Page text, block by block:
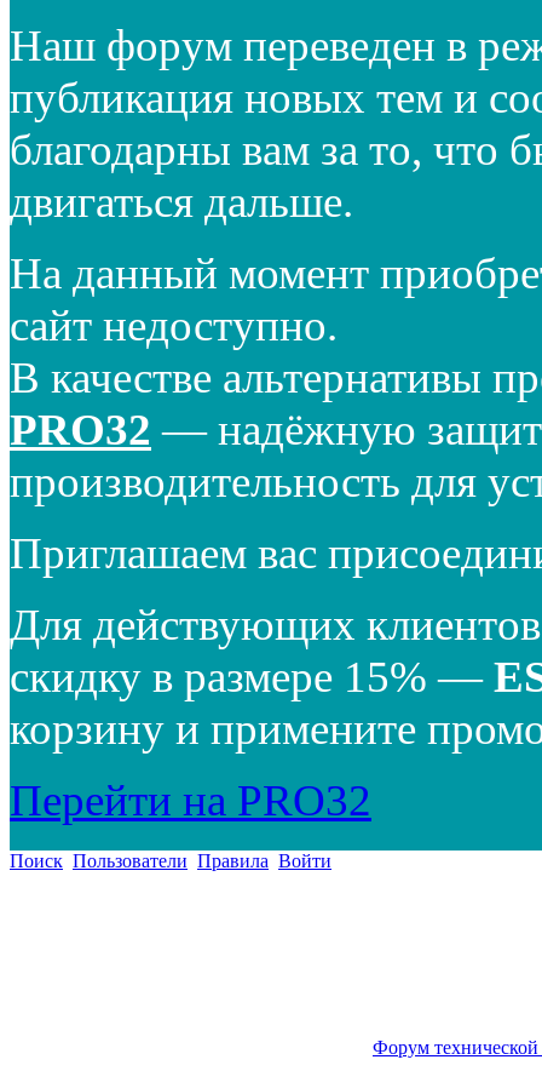
Наш форум переведен в
публикация новых тем и
благодарны вам за то, что
двигаться дальше.
На данный момент
сайт недоступно.
В качестве альтернативы
PRO32 — надёжную
производительность для
Приглашаем вас
Для действующих
скидку в размере 15% —
корзину и примените
Перейти на PRO32
Поиск Пользователи Правила Войти
Форум